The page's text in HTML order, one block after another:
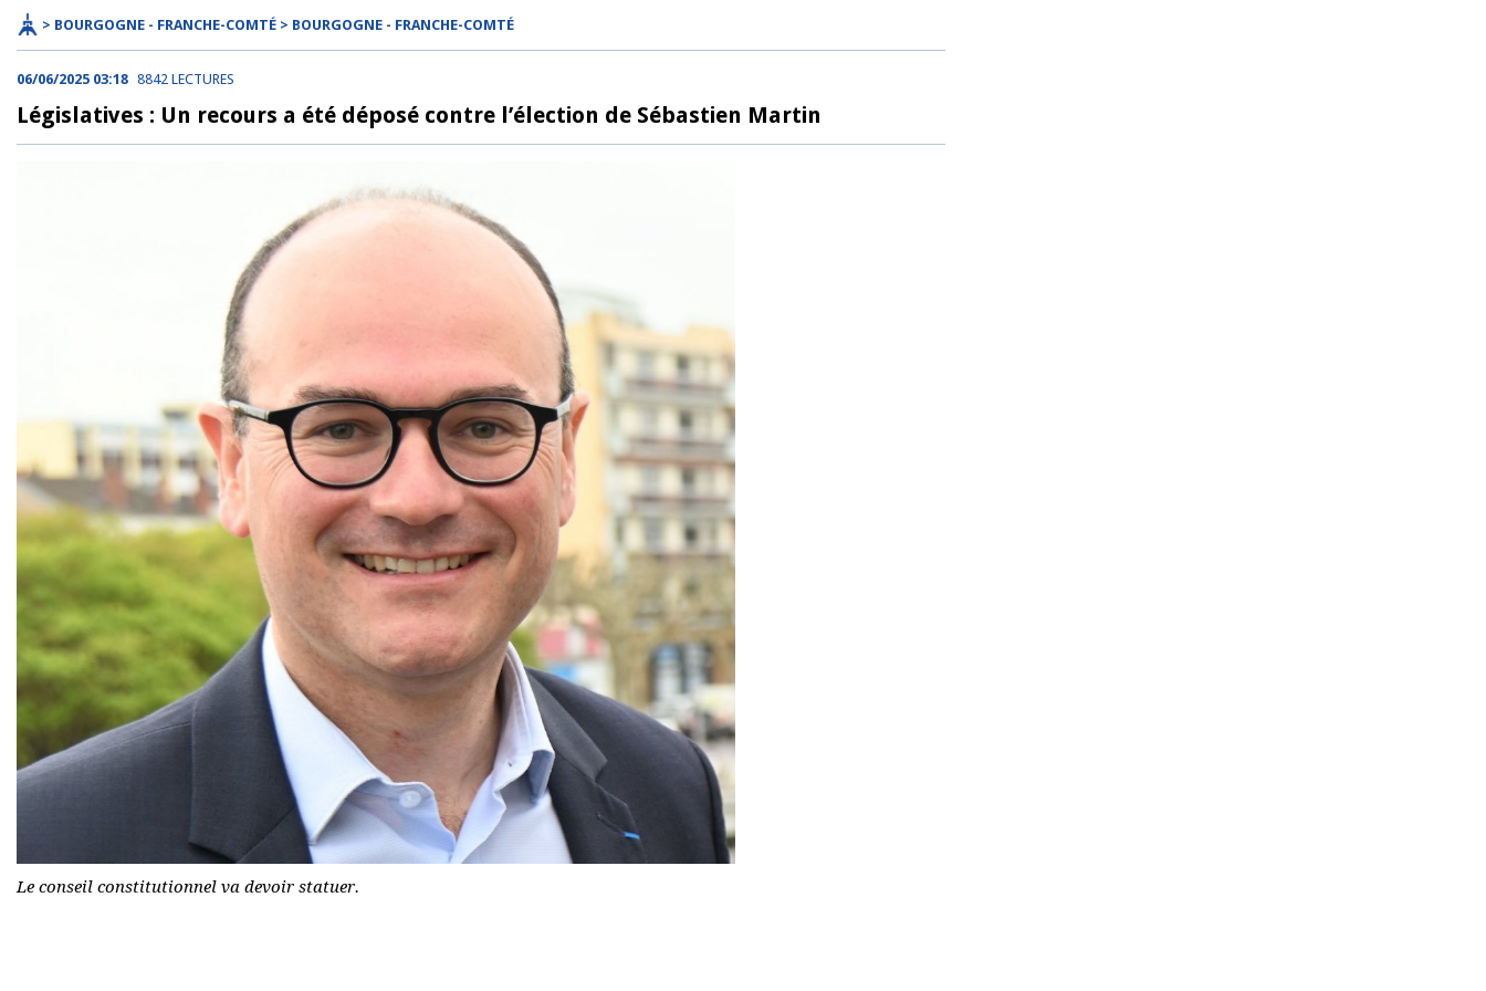
> BOURGOGNE - FRANCHE-COMTÉ > BOURGOGNE - FRANCHE-COMTÉ
06/06/2025 03:18 8842 LECTURES
Législatives : Un recours a été déposé contre l’élection de Sébastien Martin
Le conseil constitutionnel va devoir statuer.